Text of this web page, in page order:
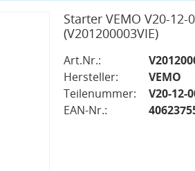
Starter VEMO V20-
(V201200003VIE)
Art.Nr.:
Hersteller:
VEMO
Teilenummer:
V20-12-
EAN-Nr.: